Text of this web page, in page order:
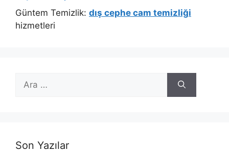
Güntem Temizlik: dış cephe cam temizliği
hizmetleri
ara
Son Yazılar